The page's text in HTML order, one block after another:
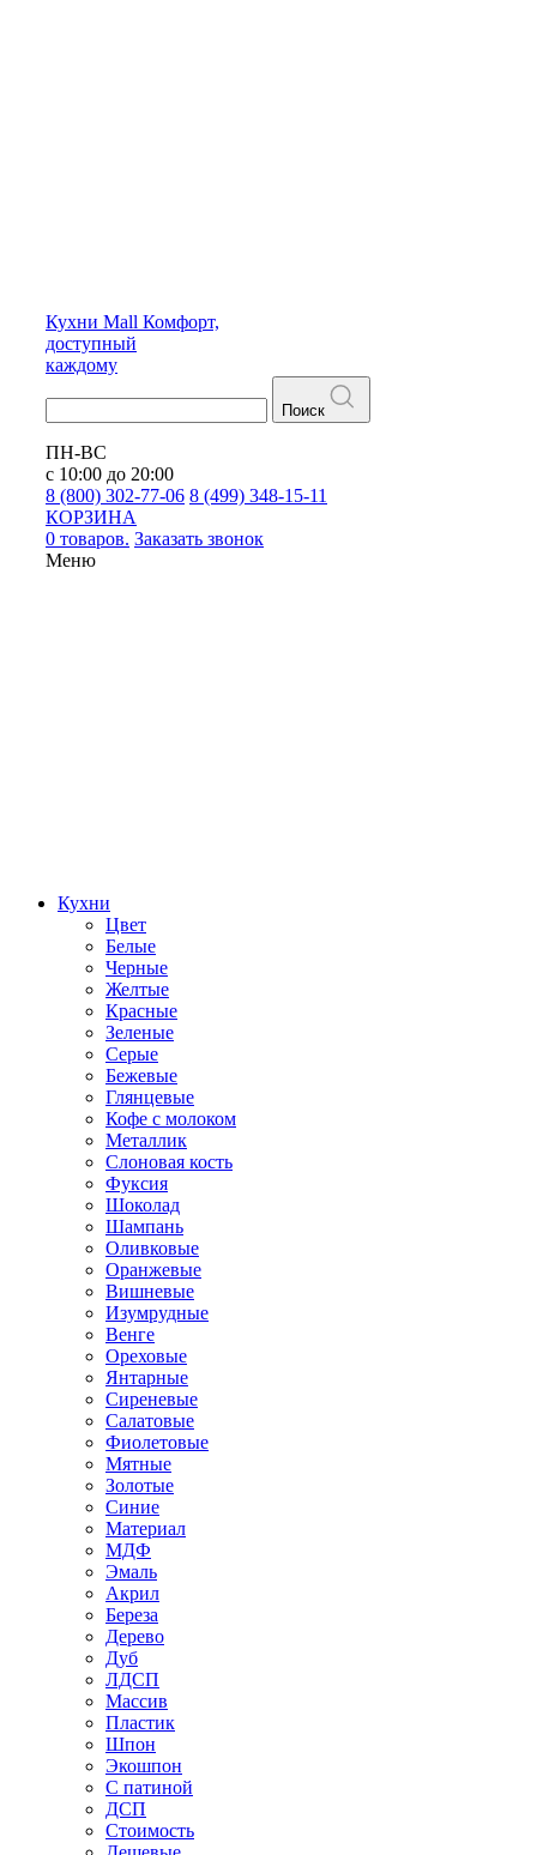
Кухни Mall Комфорт,
доступный
каждому
Поиск
ПН-ВС
с 10:00 до 20:00
8 (800) 302-77-06 8 (499) 348-15-11
КОРЗИНА
0 товаров. Заказать звонок
Меню
Кухни
Цвет
Белые
Черные
Желтые
Красные
Зеленые
Серые
Бежевые
Глянцевые
Кофе с молоком
Металлик
Слоновая кость
Фуксия
Шоколад
Шампань
Оливковые
Оранжевые
Вишневые
Изумрудные
Венге
Ореховые
Янтарные
Сиреневые
Салатовые
Фиолетовые
Мятные
Золотые
Синие
Материал
МДФ
Эмаль
Акрил
Береза
Дерево
Дуб
ЛДСП
Массив
Пластик
Шпон
Экошпон
С патиной
ДСП
Стоимость